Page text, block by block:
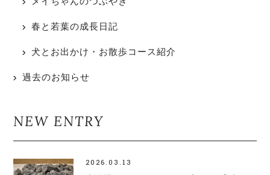
春と若葉の成長日記
犬とお出かけ・お散歩コース紹介
過去のお知らせ
NEW ENTRY
2026.03.13